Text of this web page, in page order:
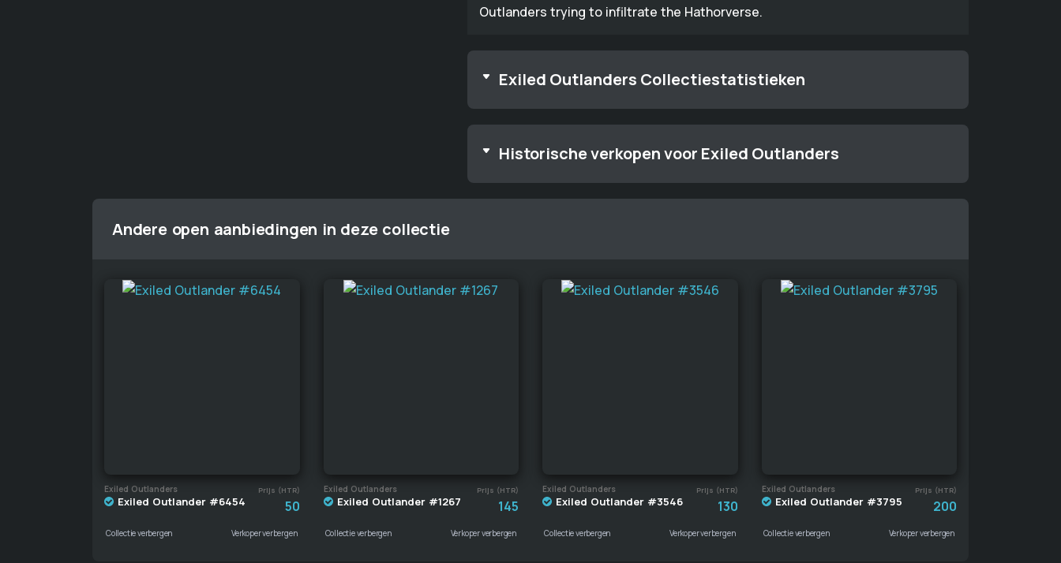
Outlanders trying to infiltrate the Hathorverse.
Exiled Outlanders Collectiestatistieken
Historische verkopen voor Exiled Outlanders
Andere open aanbiedingen in deze collectie
Exiled Outlanders Prijs (HTR)
Exiled Outlander #6454 50
Collectie verbergen Verkoper verbergen
Exiled Outlanders Prijs (HTR)
Exiled Outlander #1267 145
Collectie verbergen Verkoper verbergen
Exiled Outlanders Prijs (HTR)
Exiled Outlander #3546 130
Collectie verbergen Verkoper verbergen
Exiled Outlanders Prijs (HTR)
Exiled Outlander #3795 200
Collectie verbergen Verkoper verbergen